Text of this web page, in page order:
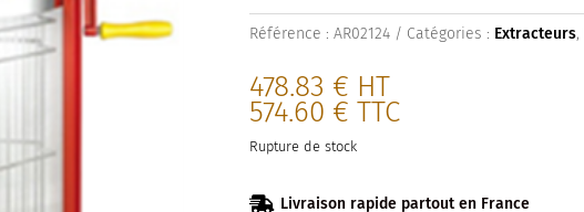
Référence :AR02124 Catégories : Extracteurs,
478.83 € HT
574.60 € TTC
Rupture de stock
 Livraison rapide partout en France